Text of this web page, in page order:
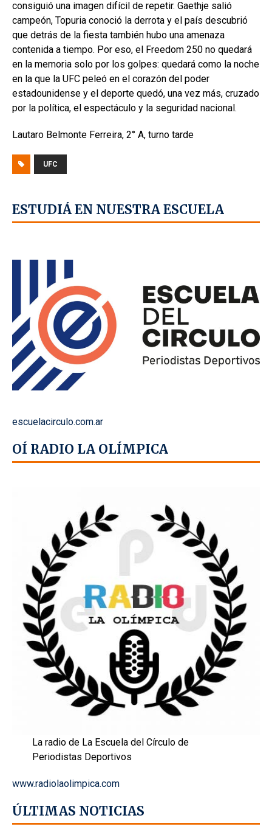
consiguió una imagen difícil de repetir. Gaethje salió
campeón, Topuria conoció la derrota y el país descubrió
que detrás de la fiesta también hubo una amenaza
contenida a tiempo. Por eso, el Freedom 250 no quedará
en la memoria solo por los golpes: quedará como la noche
en la que la UFC peleó en el corazón del poder
estadounidense y el deporte quedó, una vez más, cruzado
por la política, el espectáculo y la seguridad nacional.
Lautaro Belmonte Ferreira, 2° A, turno tarde
UFC
ESTUDIÁ EN NUESTRA ESCUELA
escuelacirculo.com.ar
OÍ RADIO LA OLÍMPICA
La radio de La Escuela del Círculo de
Periodistas Deportivos
www.radiolaolimpica.com
ÚLTIMAS NOTICIAS